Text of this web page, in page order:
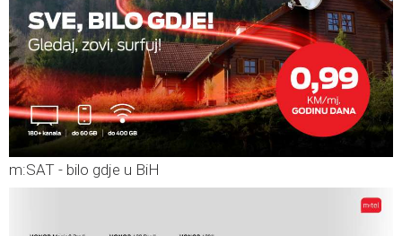
m:SAT - bilo gdje u BiH